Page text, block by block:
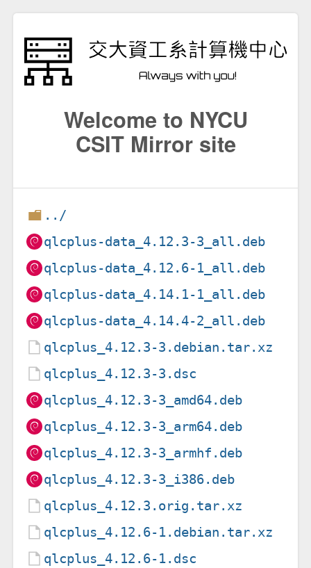
Welcome to NYCU
CSIT Mirror site
../
qlcplus-data_4.12.3-3_all.deb
qlcplus-data_4.12.6-1_all.deb
qlcplus-data_4.14.1-1_all.deb
qlcplus-data_4.14.4-2_all.deb
qlcplus_4.12.3-3.debian.tar.xz
qlcplus_4.12.3-3.dsc
qlcplus_4.12.3-3_amd64.deb
qlcplus_4.12.3-3_arm64.deb
qlcplus_4.12.3-3_armhf.deb
qlcplus_4.12.3-3_i386.deb
qlcplus_4.12.3.orig.tar.xz
qlcplus_4.12.6-1.debian.tar.xz
qlcplus_4.12.6-1.dsc